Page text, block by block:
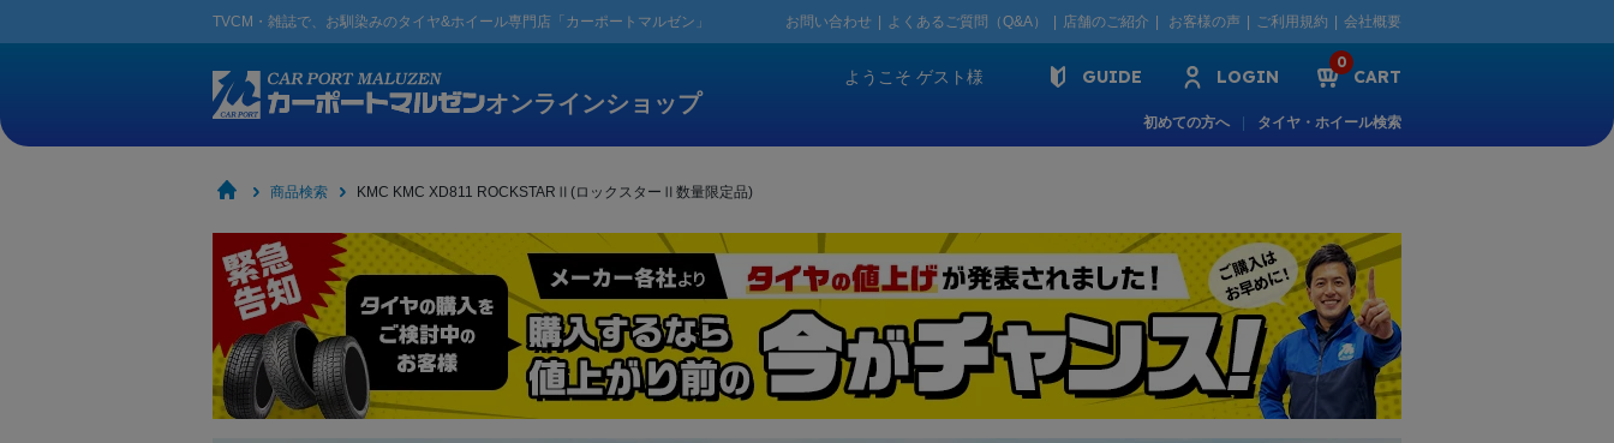
TVCM・雑誌で、お馴染みのタイヤ&ホイール専門店「カーポートマルゼン」 お問い合わせ よくあるご質問（Q&A） 店舗のご紹介 お客様の声 ご利用規約 会社概要
オンラインショップ
ようこそ ゲスト様 GUIDE LOGIN
0
CART
初めての方へ タイヤ・ホイール検索
商品検索 KMC KMC XD811 ROCKSTARⅡ(ロックスターⅡ数量限定品)